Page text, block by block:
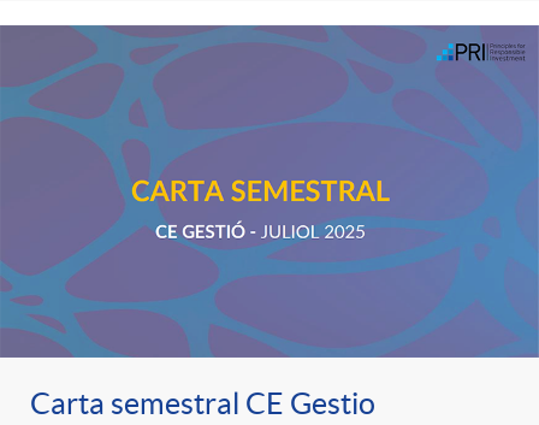
Carta semestral CE Gestio